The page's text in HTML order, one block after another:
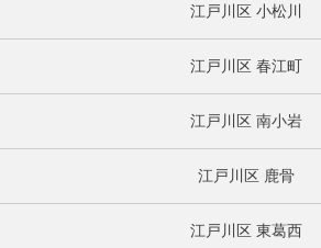
江戸川区 小松川
江戸川区 春江町
江戸川区 南小岩
江戸川区 鹿骨
江戸川区 東葛西